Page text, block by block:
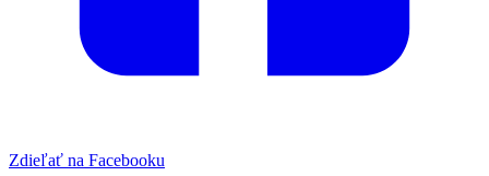
Zdieľať na Facebooku